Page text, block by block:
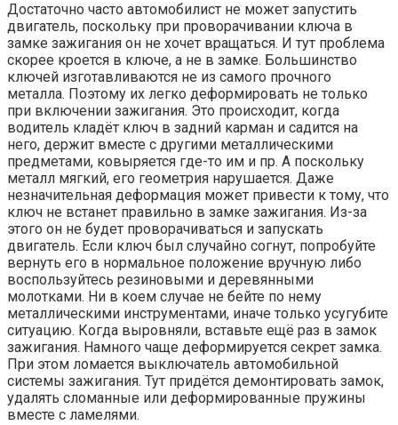
Достаточно часто автомобилист не может запустить
двигатель, поскольку при проворачивании ключа в
замке зажигания он не хочет вращаться. И тут проблема
скорее кроется в ключе, а не в замке. Большинство
ключей изготавливаются не из самого прочного
металла. Поэтому их легко деформировать не только
при включении зажигания. Это происходит, когда
водитель кладёт ключ в задний карман и садится на
него, держит вместе с другими металлическими
предметами, ковыряется где-то им и пр. А поскольку
металл мягкий, его геометрия нарушается. Даже
незначительная деформация может привести к тому, что
ключ не встанет правильно в замке зажигания. Из-за
этого он не будет проворачиваться и запускать
двигатель. Если ключ был случайно согнут, попробуйте
вернуть его в нормальное положение вручную либо
воспользуйтесь резиновыми и деревянными
молотками. Ни в коем случае не бейте по нему
металлическими инструментами, иначе только усугубите
ситуацию. Когда выровняли, вставьте ещё раз в замок
зажигания. Намного чаще деформируется секрет замка.
При этом ломается выключатель автомобильной
системы зажигания. Тут придётся демонтировать замок,
удалять сломанные или деформированные пружины
вместе с ламелями.